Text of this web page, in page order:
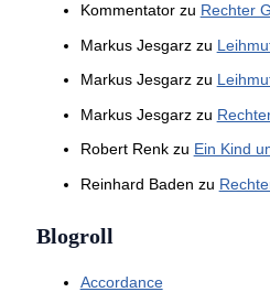
Kommentatorzu Rechter
Markus Jesgarzzu
Markus Jesgarzzu
Markus Jesgarzzu
Robert Renkzu Ein Kind
Reinhard Baden zu
Blogroll
Accordance